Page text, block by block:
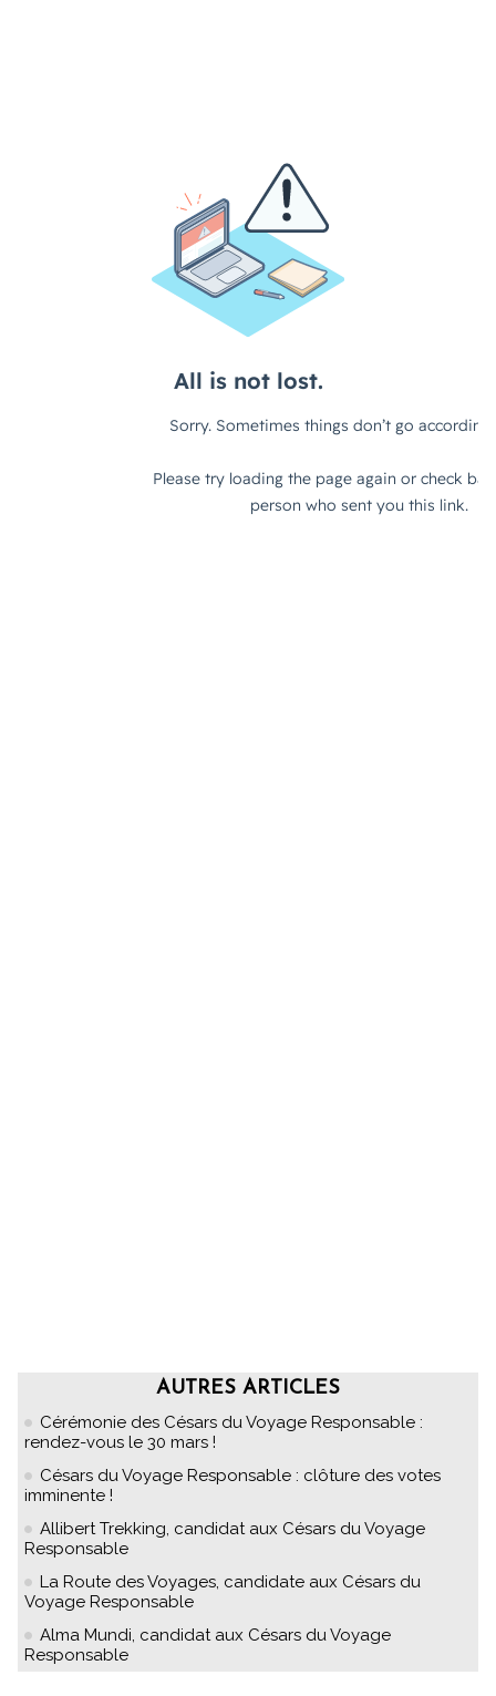
AUTRES ARTICLES
Cérémonie des Césars du Voyage Responsable :
rendez-vous le 30 mars !
Césars du Voyage Responsable : clôture des votes
imminente !
Allibert Trekking, candidat aux Césars du Voyage
Responsable
La Route des Voyages, candidate aux Césars du
Voyage Responsable
Alma Mundi, candidat aux Césars du Voyage
Responsable